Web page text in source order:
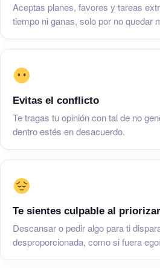
Aceptas planes, favores y tareas
tiempo ni ganas, solo por no quedar
Evitas el conflicto
Te tragas tu opinión con tal de no
dentro estés en desacuerdo.
Te sientes culpable al
Descansar o pedir algo para ti
desproporcionada, como si fuera